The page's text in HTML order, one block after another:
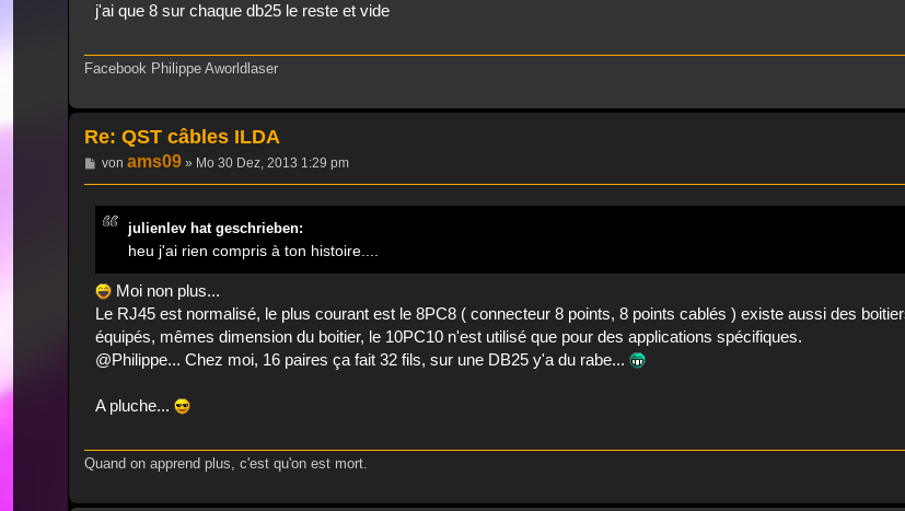
j'ai que 8 sur chaque db25 le reste et vide
Facebook Philippe Aworldlaser
Re: QST câbles ILDA
Beitrag
von ams09» Mo 30 Dez, 2013 1:29 pm
julienlev hat geschrieben:
heu j'ai rien compris à ton histoire....
Moi non plus...
Le RJ45 est normalisé, le plus courant est le 8PC8 ( connecteur 8 points, 8 points cablés ) existe aussi des
équipés, mêmes dimension du boitier, le 10PC10 n'est utilisé que pour des applications spécifiques.
@Philippe... Chez moi, 16 paires ça fait 32 fils, sur une DB25 y'a du rabe...
A pluche...
Quand on apprend plus, c'est qu'on est mort.